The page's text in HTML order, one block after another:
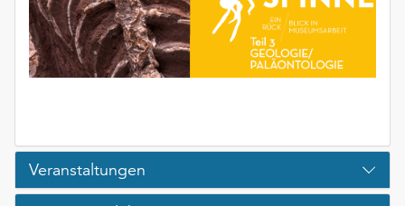
Veranstaltungen